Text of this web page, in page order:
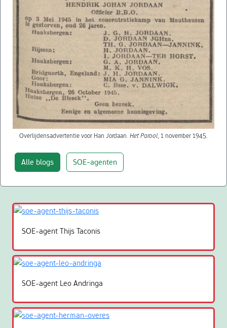
Overlijdensadvertentie voor Han Jordaan. Het Parool, 1 november 1945.
Alle blogs SOE-agenten
SOE-agent Thijs Taconis
SOE-agent Leo Andringa